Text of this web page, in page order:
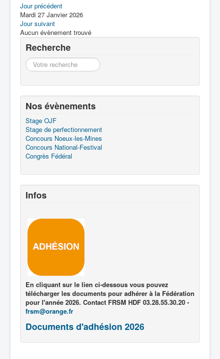
Jour précédent
Mardi 27 Janvier 2026
Jour suivant
Aucun évènement trouvé
Recherche
Recherche
Nos évènements
Stage OJF
Stage de perfectionnement
Concours Noeux-les-Mines
Concours National-Festival
Congrès Fédéral
Infos
En cliquant sur le lien ci-dessous vous pouvez
télécharger les documents pour adhérer à la Fédération
pour l'année 2026. Contact FRSM HDF 03.28.55.30.20 -
frsm@orange.fr
Documents d'adhésion 2026